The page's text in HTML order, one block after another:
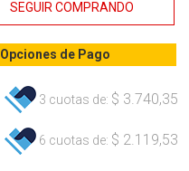
SEGUIR COMPRANDO
Opciones de Pago
3 cuotas de: $ 3.740,35
6 cuotas de: $ 2.119,53